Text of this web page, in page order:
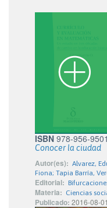
ISBN 978-956-
Conocer la ciudad
Autor(es): Alvarez,
Fiona; Tapia Barría,
Editorial:
Materia: Ciencias
Publicado: 2016-08-01